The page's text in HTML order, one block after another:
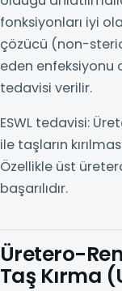
fonksiyonları iyi
çözücü (non-
eden enfeksiyonu
tedavisi verilir.
ESWL tedavisi:
ile taşların
Özellikle üst
başarılıdır.
Üretero-
Taş Kırma